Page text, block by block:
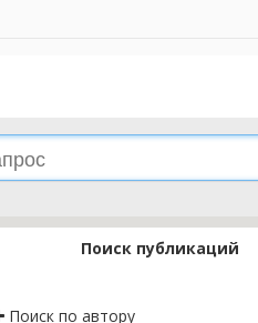
Поиск публикаций
Поиск по автору